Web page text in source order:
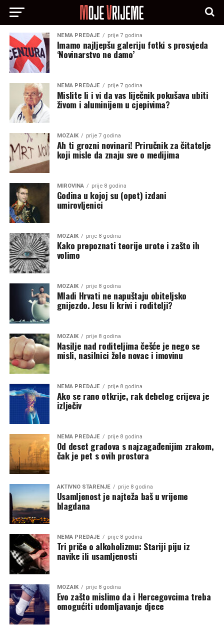
NEMA PREDAJE prije 7 godina
Imamo najljepšu galeriju fotki s prosvjeda
‘Novinarstvo ne damo’
NEMA PREDAJE prije 7 godina
Mislite li i vi da vas liječnik pokušava ubiti
živom i aluminijem u cjepivima?
MOZAIK prije 7 godina
Ah ti grozni novinari! Priručnik za čitatelje
koji misle da znaju sve o medijima
MIROVINA prije 8 godina
Godina u kojoj su (opet) izdani
umirovljenici
MOZAIK prije 8 godina
Kako prepoznati teorije urote i zašto ih
volimo
MOZAIK prije 8 godina
Mladi Hrvati ne napuštaju obiteljsko
gnijezdo. Jesu li krivi i roditelji?
MOZAIK prije 8 godina
Nasilje nad roditeljima češće je nego se
misli, nasilnici žele novac i imovinu
NEMA PREDAJE prije 8 godina
Ako se rano otkrije, rak debelog crijeva je
izlječiv
NEMA PREDAJE prije 8 godina
Od deset gradova s najzagađenijim zrakom,
čak je pet s ovih prostora
AKTIVNO STARENJE prije 8 godina
Usamljenost je najteža baš u vrijeme
blagdana
NEMA PREDAJE prije 8 godina
Tri priče o alkoholizmu: Stariji piju iz
navike ili usamljenosti
MOZAIK prije 8 godina
Evo zašto mislimo da i Hercegovcima treba
omogućiti udomljavanje djece